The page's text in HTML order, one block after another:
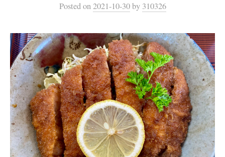
Postedon2021-10-30 by 310326